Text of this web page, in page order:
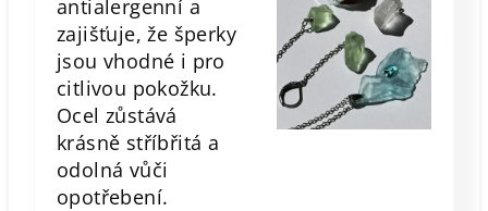
antialergenní a
zajišťuje, že šperky
jsou vhodné i pro
citlivou pokožku.
Ocel zůstává
krásně stříbřitá a
odolná vůči
opotřebení.